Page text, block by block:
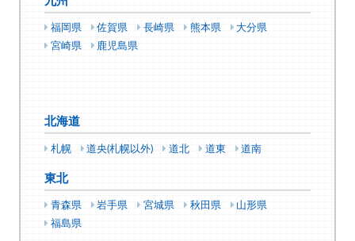
福岡県 佐賀県 長崎県 熊本県
大分県
宮崎県
鹿児島県
北海道
札幌 道央(札幌以外) 道北 道東 道南
東北
青森県 岩手県 宮城県 秋田県
山形県
福島県